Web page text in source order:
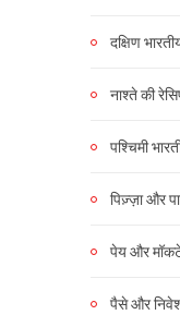
दक्षिण
नाश्ते की
पश्चिमी
पिज़्ज़ा और
पेय और
पैसे और